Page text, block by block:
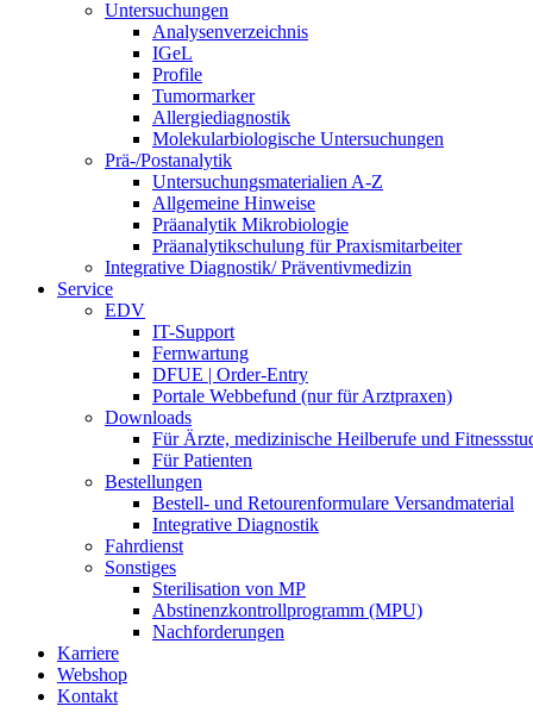
Untersuchungen
Analysenverzeichnis
IGeL
Profile
Tumormarker
Allergiediagnostik
Molekularbiologische Untersuchungen
Prä-/Postanalytik
Untersuchungsmaterialien A-Z
Allgemeine Hinweise
Präanalytik Mikrobiologie
Präanalytikschulung für Praxismitarbeiter
Integrative Diagnostik/ Präventivmedizin
Service
EDV
IT-Support
Fernwartung
DFUE | Order-Entry
Portale Webbefund (nur für Arztpraxen)
Downloads
Für Ärzte, medizinische Heilberufe und
Für Patienten
Bestellungen
Bestell- und Retourenformulare Versandmaterial
Integrative Diagnostik
Fahrdienst
Sonstiges
Sterilisation von MP
Abstinenzkontrollprogramm (MPU)
Nachforderungen
Karriere
Webshop
Kontakt